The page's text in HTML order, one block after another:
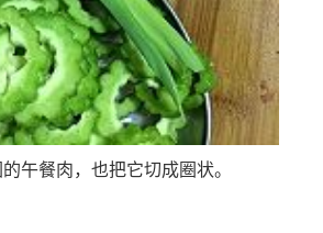
午餐肉，也把它切成圈状。